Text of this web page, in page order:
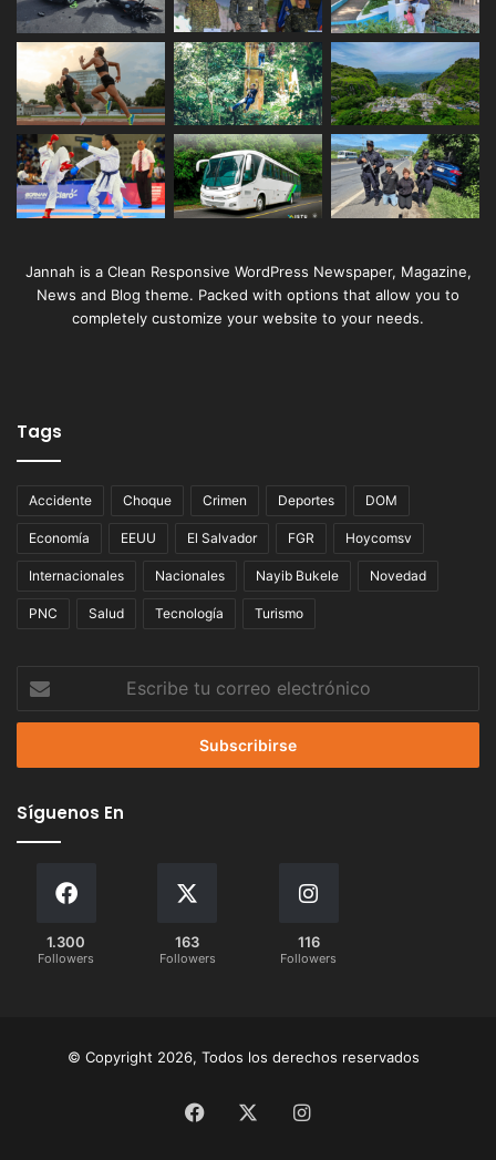
Jannah is a Clean Responsive WordPress Newspaper, Magazine,
News and Blog theme. Packed with options that allow you to
completely customize your website to your needs.
Tags
Accidente Choque Crimen Deportes DOM
Economía EEUU El Salvador FGR Hoycomsv
Internacionales Nacionales Nayib Bukele Novedad
PNC Salud Tecnología Turismo
correo
Síguenos En
1.300
Followers
163
Followers
116
Followers
© Copyright 2026, Todos los derechos reservados
Facebook Instagram